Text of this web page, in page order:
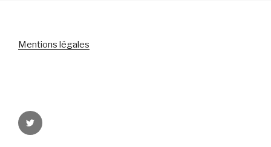
Mentions légales
Suivez-
nous